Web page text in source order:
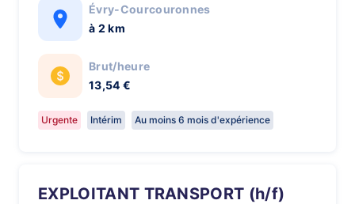
Évry-Courcouronnes
à 2 km
Brut/heure
13,54 €
Urgente Intérim Au moins 6 mois d'expérience
EXPLOITANT TRANSPORT (h/f)